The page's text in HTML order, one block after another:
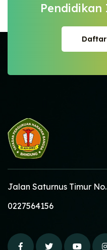
Jalan Saturnus Timur
0227564156